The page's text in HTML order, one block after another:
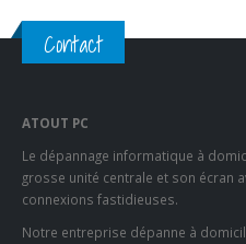
Contact
ATOUT PC
Le dépannage informatique à
grosse unité centrale et son écran
connexions fastidieuses.
Notre entreprise dépanne à